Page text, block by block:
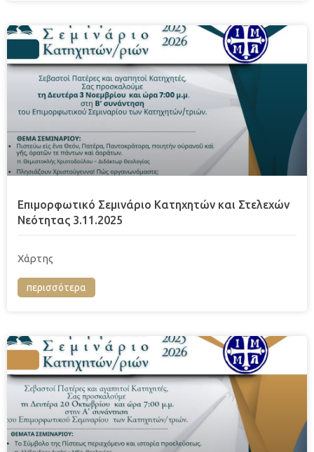
Επιμορφωτικό Σεμινάριο Κατηχητών και Στελεχών
Νεότητας 3.11.2025
Χάρτης
περισσότερα